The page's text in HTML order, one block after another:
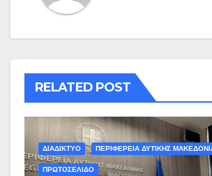
RELATED POST
ΔΙΑΔΙΚΤΥΟ ΠΕΡΙΦΕΡΕΙΑ ΔΥΤΙΚΗΣ
ΠΡΩΤΟΣΕΛΙΔΟ